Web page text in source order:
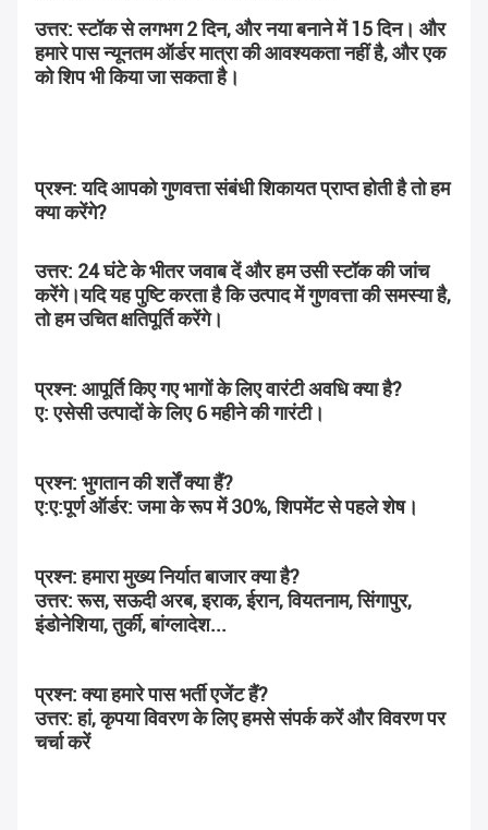
उत्तर: स्टॉक से लगभग 2 दिन, और नया बनाने में 15 दिन। और
हमारे पास न्यूनतम ऑर्डर मात्रा की आवश्यकता नहीं है, और एक
को शिप भी किया जा सकता है।
प्रश्न: यदि आपको गुणवत्ता संबंधी शिकायत प्राप्त होती है तो हम
क्या करेंगे?
उत्तर: 24 घंटे के भीतर जवाब दें और हम उसी स्टॉक की जांच
करेंगे।यदि यह पुष्टि करता है कि उत्पाद में गुणवत्ता की समस्या है,
तो हम उचित क्षतिपूर्ति करेंगे।
प्रश्न: आपूर्ति किए गए भागों के लिए वारंटी अवधि क्या है?
ए: एसेसी उत्पादों के लिए 6 महीने की गारंटी।
प्रश्न: भुगतान की शर्तें क्या हैं?
ए:ए:पूर्ण ऑर्डर: जमा के रूप में 30%, शिपमेंट से पहले शेष।
प्रश्न: हमारा मुख्य निर्यात बाजार क्या है?
उत्तर: रूस, सऊदी अरब, इराक, ईरान, वियतनाम, सिंगापुर,
इंडोनेशिया, तुर्की, बांग्लादेश...
प्रश्न: क्या हमारे पास भर्ती एजेंट हैं?
उत्तर: हां, कृपया विवरण के लिए हमसे संपर्क करें और विवरण पर
चर्चा करें